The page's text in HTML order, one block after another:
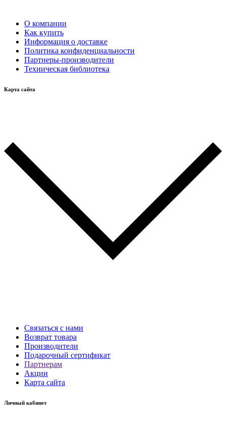
О компании
Как купить
Информация о доставке
Политика конфиденциальности
Партнеры-производители
Техническая библиотека
Карта сайта
Связаться с нами
Возврат товара
Производители
Подарочный сертификат
Партнерам
Акции
Карта сайта
Личный кабинет